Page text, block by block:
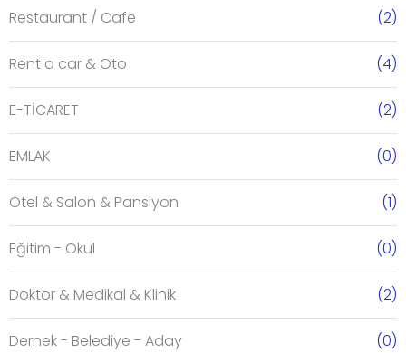
Restaurant / Cafe (2)
Rent a car & Oto (4)
E-TİCARET (2)
EMLAK (0)
Otel & Salon & Pansiyon (1)
Eğitim - Okul (0)
Doktor & Medikal & Klinik (2)
Dernek - Belediye - Aday (0)